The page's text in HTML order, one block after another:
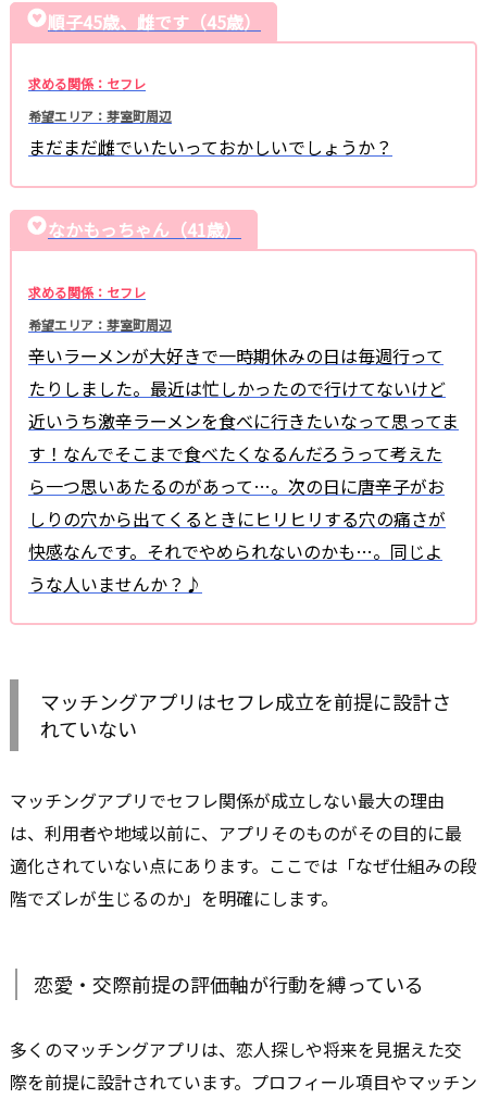
順子45歳、雌です（45歳）
求める関係：セフレ
希望エリア：芽室町周辺
まだまだ雌でいたいっておかしいでしょうか？
なかもっちゃん（41歳）
求める関係：セフレ
希望エリア：芽室町周辺
辛いラーメンが大好きで一時期休みの日は毎週行って
たりしました。最近は忙しかったので行けてないけど
近いうち激辛ラーメンを食べに行きたいなって思ってま
す！なんでそこまで食べたくなるんだろうって考えた
ら一つ思いあたるのがあって…。次の日に唐辛子がお
しりの穴から出てくるときにヒリヒリする穴の痛さが
快感なんです。それでやめられないのかも…。同じよ
うな人いませんか？♪
マッチングアプリはセフレ成立を前提に設計さ
れていない
マッチングアプリでセフレ関係が成立しない最大の理由
は、利用者や地域以前に、アプリそのものがその目的に最
適化されていない点にあります。ここでは「なぜ仕組みの段
階でズレが生じるのか」を明確にします。
恋愛・交際前提の評価軸が行動を縛っている
多くのマッチングアプリは、恋人探しや将来を見据えた交
際を前提に設計されています。プロフィール項目やマッチン